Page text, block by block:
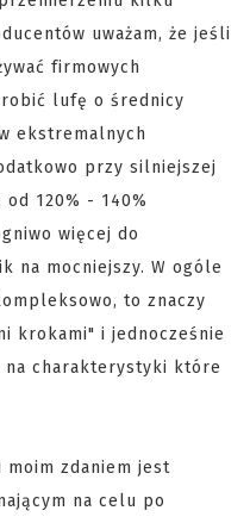
uważam, że jeśli
firmowych
lufę o średnicy
ekstremalnych
przy silniejszej
120% - 140%
więcej do
na mocniejszy. W ogóle
to znaczy
krokami" i jednocześnie
na charakterystyki które
zdaniem jest
na celu po